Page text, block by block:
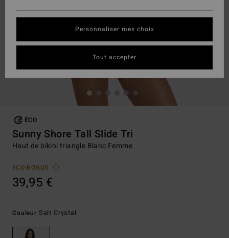
ÉCO
Sunny Shore Tall Slide Tri
Haut de bikini triangle Blanc Femme
ECO-BONUS
39,95 €
Couleur Salt Crystal
Personnaliser mes choix
Tout accepter